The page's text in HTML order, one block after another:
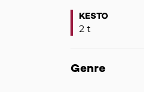
KESTO
2 t
Genre